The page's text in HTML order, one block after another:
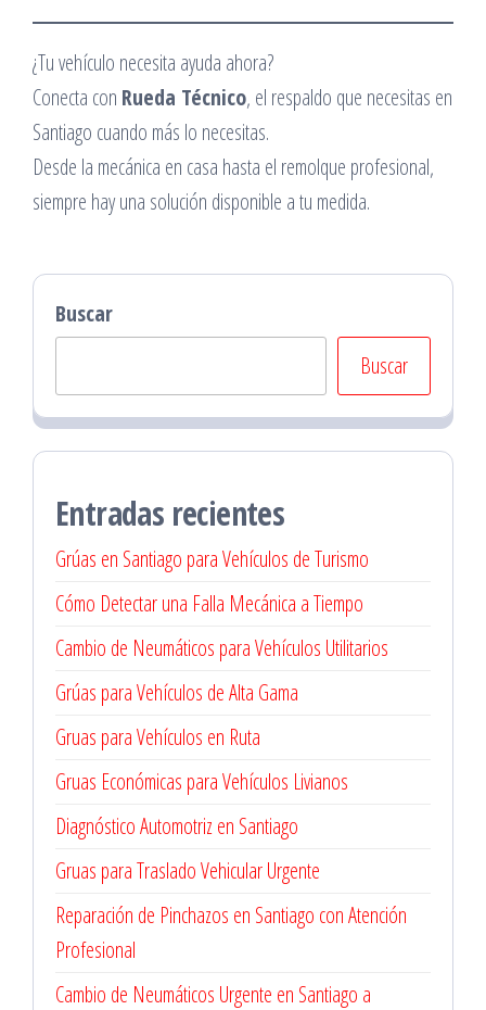
¿Tu vehículo necesita ayuda ahora?
Conecta con Rueda Técnico, el respaldo que necesitas en
Santiago cuando más lo necesitas.
Desde la mecánica en casa hasta el remolque profesional,
siempre hay una solución disponible a tu medida.
Buscar
Buscar
Entradas recientes
Grúas en Santiago para Vehículos de Turismo
Cómo Detectar una Falla Mecánica a Tiempo
Cambio de Neumáticos para Vehículos Utilitarios
Grúas para Vehículos de Alta Gama
Gruas para Vehículos en Ruta
Gruas Económicas para Vehículos Livianos
Diagnóstico Automotriz en Santiago
Gruas para Traslado Vehicular Urgente
Reparación de Pinchazos en Santiago con Atención
Profesional
Cambio de Neumáticos Urgente en Santiago a